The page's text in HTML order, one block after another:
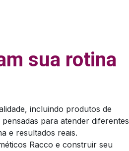
sua rotina
incluindo produtos de
para atender diferentes
e resultados reais.
Racco e construir seu